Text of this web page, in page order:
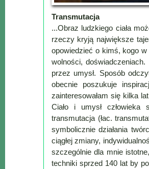
Transmutacja
...Obraz ludzkiego ciała
rzeczy kryją największe
opowiedzieć o kimś, kogo
wolności,
przez umysł. Sposób
obecnie poszukuje
zainteresowałam się kilka
Ciało i umysł
transmutacja (łac.
symbolicznie działania
ciągłej zmiany,
szczególnie dla mnie
techniki sprzed 140 lat by